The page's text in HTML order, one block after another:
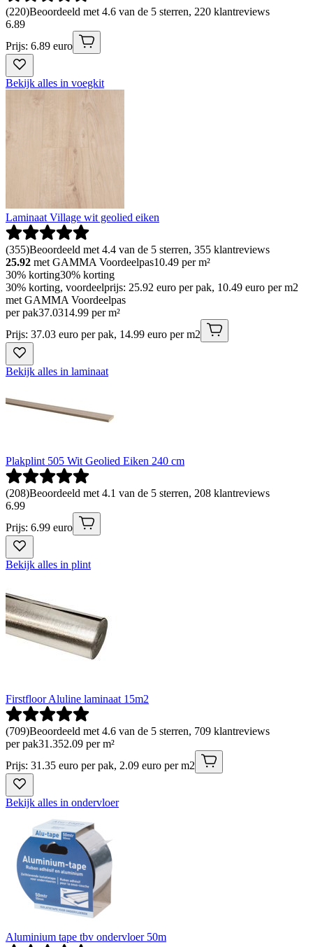
(220)Beoordeeld met 4.6 van de 5 sterren, 220 klantreviews
6.89
Prijs: 6.89 euro
Bekijk alles in voegkit
Laminaat Village wit geolied eiken
(355)Beoordeeld met 4.4 van de 5 sterren, 355 klantreviews
25.92 met GAMMA Voordeelpas10.49 per m²
30% korting30% korting
30% korting, voordeelprijs: 25.92 euro per pak, 10.49 euro per m2
met GAMMA Voordeelpas
per pak37.0314.99 per m²
Prijs: 37.03 euro per pak, 14.99 euro per m2
Bekijk alles in laminaat
Plakplint 505 Wit Geolied Eiken 240 cm
(208)Beoordeeld met 4.1 van de 5 sterren, 208 klantreviews
6.99
Prijs: 6.99 euro
Bekijk alles in plint
Firstfloor Aluline laminaat 15m2
(709)Beoordeeld met 4.6 van de 5 sterren, 709 klantreviews
per pak31 .352.09 per m²
Prijs: 31.35 euro per pak, 2.09 euro per m2
Bekijk alles in ondervloer
Aluminium tape tbv ondervloer 50m